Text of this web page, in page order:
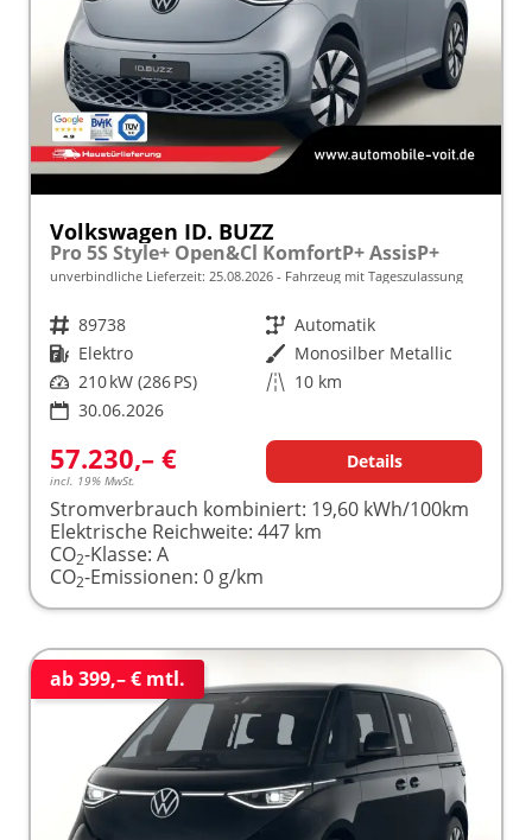
Volkswagen ID. BUZZ
Pro 5S Style+ Open&Cl KomfortP+ AssisP+
unverbindliche Lieferzeit: 25.08.2026 Fahrzeug mit Tageszulassung
Fahrzeugnr. 89738 Getriebe Automatik
Kraftstoff Elektro Außenfarbe Monosilber Metallic
Leistung 210 kW (286 PS) Kilometerstand 10 km
30.06.2026
57.230,– €
incl. 19% MwSt.
Details
Stromverbrauch kombiniert: 19,60 kWh/100km
Elektrische Reichweite: 447 km
CO2-Klasse: A
CO2-Emissionen: 0 g/km
ab 399,– € mtl.